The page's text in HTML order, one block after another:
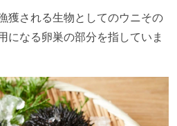
獲される生物としてのウニその
になる卵巣の部分を指していま